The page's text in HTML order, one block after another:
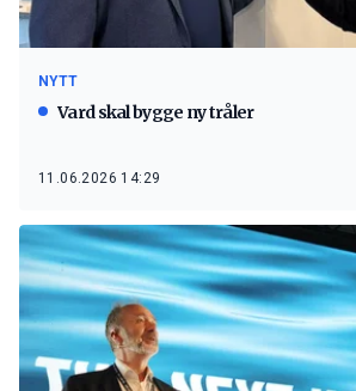
NYTT
Vard skal bygge ny tråler
11.06.2026 14:29